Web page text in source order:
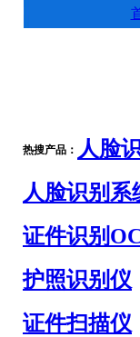
热搜产品： 人脸
人脸识别系
证件识别
护照识别仪
证件扫描仪